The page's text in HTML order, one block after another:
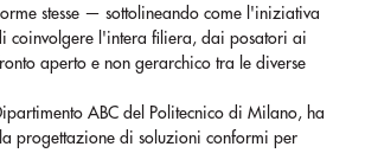
stesse — sottolineando come l'iniziativa
coinvolgere l'intera filiera, dai posatori ai
aperto e non gerarchico tra le diverse
ABC del Politecnico di Milano, ha
progettazione di soluzioni conformi per